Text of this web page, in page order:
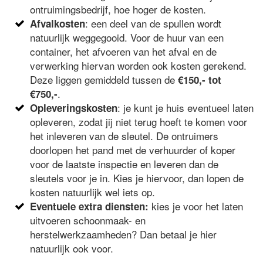
ontruimingsbedrijf, hoe hoger de kosten.
Afvalkosten: een deel van de spullen wordt
natuurlijk weggegooid. Voor de huur van een
container, het afvoeren van het afval en de
verwerking hiervan worden ook kosten gerekend.
Deze liggen gemiddeld tussen de€150,- tot
€750,-.
Opleveringskosten: je kunt je huis eventueel laten
opleveren, zodat jij niet terug hoeft te komen voor
het inleveren van de sleutel. De ontruimers
doorlopen het pand met de verhuurder of koper
voor de laatste inspectie en leveren dan de
sleutels voor je in. Kies je hiervoor, dan lopen de
kosten natuurlijk wel iets op.
Eventuele extra diensten: kies je voor het laten
uitvoeren schoonmaak- en
herstelwerkzaamheden? Dan betaal je hier
natuurlijk ook voor.